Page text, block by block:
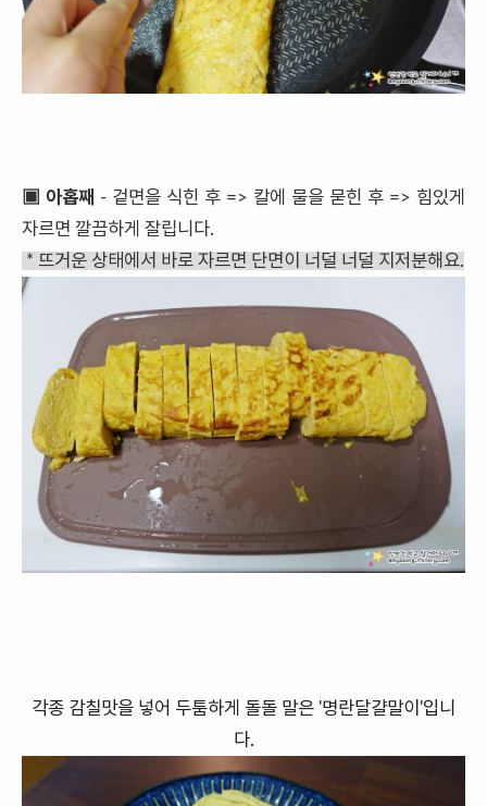
▣ 아홉째 - 겉면을 식힌 후 => 칼에 물을 묻힌 후 => 힘있게
자르면 깔끔하게 잘립니다.
* 뜨거운 상태에서 바로 자르면 단면이 너덜 너덜 지저분해요.
각종 감칠맛을 넣어 두툼하게 돌돌 말은 '명란달걀말이'입니
다.